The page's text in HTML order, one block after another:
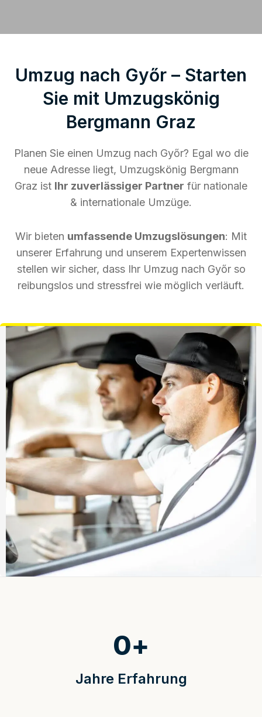
Umzug nach Győr – Starten
Sie mit Umzugskönig
Bergmann Graz
Planen Sie einen Umzug nach Győr? Egal wo die
neue Adresse liegt, Umzugskönig Bergmann
Graz ist Ihr zuverlässiger Partner für nationale
& internationale Umzüge.
Wir bieten umfassende Umzugslösungen: Mit
unserer Erfahrung und unserem Expertenwissen
stellen wir sicher, dass Ihr Umzug nach Győr so
reibungslos und stressfrei wie möglich verläuft.
Jahre Erfahrung
0+